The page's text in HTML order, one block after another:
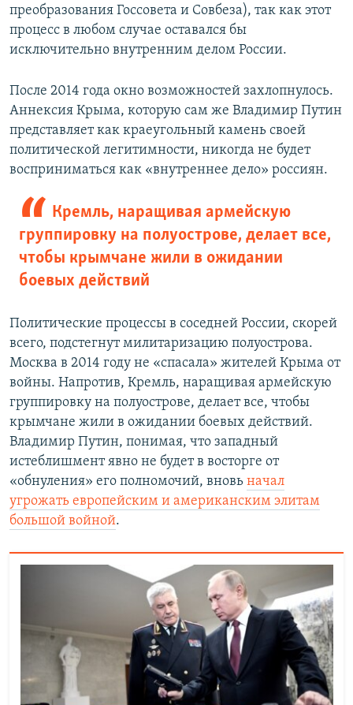
преобразования Госсовета и Совбеза), так как этот
процесс в любом случае оставался бы
исключительно внутренним делом России.
После 2014 года окно возможностей захлопнулось.
Аннексия Крыма, которую сам же Владимир Путин
представляет как краеугольный камень своей
политической легитимности, никогда не будет
восприниматься как «внутреннее дело» россиян.
Кремль, наращивая армейскую
группировку на полуострове, делает все,
чтобы крымчане жили в ожидании
боевых действий
Политические процессы в соседней России, скорей
всего, подстегнут милитаризацию полуострова.
Москва в 2014 году не «спасала» жителей Крыма от
войны. Напротив, Кремль, наращивая армейскую
группировку на полуострове, делает все, чтобы
крымчане жили в ожидании боевых действий.
Владимир Путин, понимая, что западный
истеблишмент явно не будет в восторге от
«обнуления» его полномочий, вновь начал
угрожать европейским и американским элитам
большой войной.